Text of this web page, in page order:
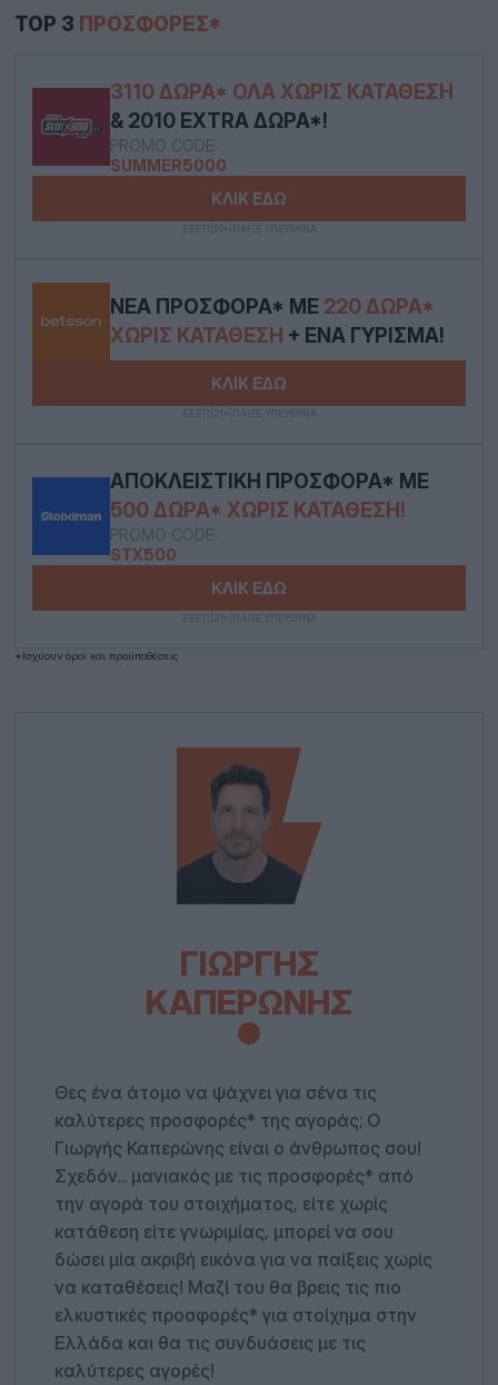
TOP 3 ΠΡΟΣΦΟΡΈΣ*
3110 ΔΏΡΑ* ΟΛΑ ΧΩΡΊΣ ΚΑΤΆΘΕΣΗ
& 2010 EXTRA ΔΏΡΑ*!
PROMO CODE:
SUMMER5000
ΕΕΕΠ|21+|ΠΑΙΞΕ ΥΠΕΥΘΥΝΑ
ΚΛΙΚ ΕΔΩ
ΝΈΑ ΠΡΟΣΦΟΡΆ* ΜΕ 220 ΔΏΡΑ*
ΧΩΡΊΣ ΚΑΤΆΘΕΣΗ + ΈΝΑ ΓΎΡΙΣΜΑ!
ΕΕΕΠ|21+|ΠΑΙΞΕ ΥΠΕΥΘΥΝΑ
ΚΛΙΚ ΕΔΩ
ΑΠΟΚΛΕΙΣΤΙΚΉ ΠΡΟΣΦΟΡΆ* ΜΕ
500 ΔΏΡΑ* ΧΩΡΊΣ ΚΑΤΆΘΕΣΗ!
PROMO CODE:
STX500
ΕΕΕΠ|21+|ΠΑΙΞΕ ΥΠΕΥΘΥΝΑ
ΚΛΙΚ ΕΔΩ
*Ισχύουν όροι και προϋποθέσεις
ΓΙΩΡΓΉΣ
ΚΑΠΕΡΏΝΗΣ
Θες ένα άτομο να ψάχνει για σένα τις
καλύτερες προσφορές* της αγοράς; Ο
Γιωργής Καπερώνης είναι ο άνθρωπος σου!
Σχεδόν... μανιακός με τις προσφορές* από
την αγορά του στοιχήματος, είτε χωρίς
κατάθεση είτε γνωριμίας, μπορεί να σου
δώσει μία ακριβή εικόνα για να παίξεις χωρίς
να καταθέσεις! Μαζί του θα βρεις τις πιο
ελκυστικές προσφορές* για στοίχημα στην
Ελλάδα και θα τις συνδυάσεις με τις
καλύτερες αγορές!